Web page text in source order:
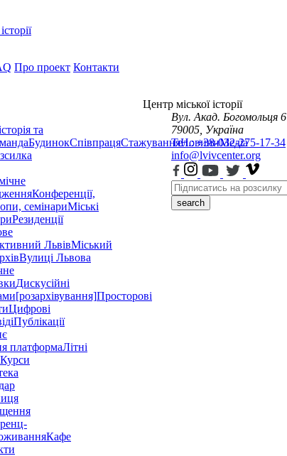
Про проект Контакти
та
БудинокСпівпрацяСтажуванняНовиниМедіа
Конференції,
семінариМіські
Резиденції
ЛьвівМіський
Вулиці Львова
Дискусійні
[розархівування]Просторові
Цифрові
Публікації
платформаЛітні
Курси
Кафе
Центр міської історії
Вул. Акад. Богомольця 6
79005, Україна
Тел.: +38-032-275-17-34
info@lvivcenter.org
search